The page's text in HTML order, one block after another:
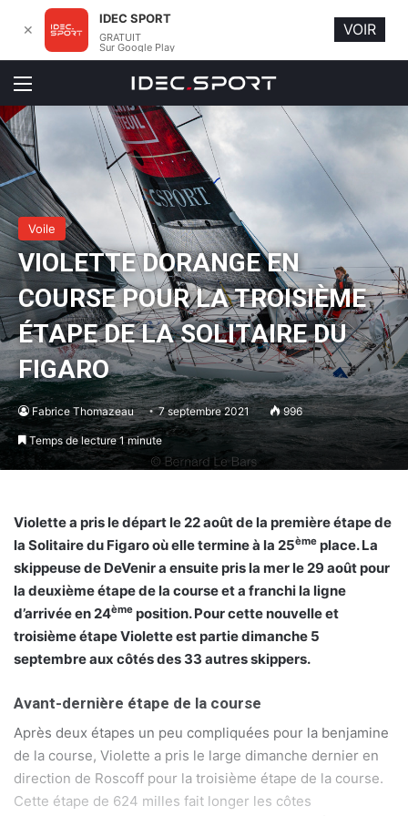
Menu
Voile
VIOLETTE DORANGE EN
COURSE POUR LA TROISIÈME
ÉTAPE DE LA SOLITAIRE DU
FIGARO
Fabrice Thomazeau 7 septembre 2021 996
Temps de lecture 1 minute
Violette a pris le départ le 22 août de la première étape de
la Solitaire du Figaro où elle termine à la 25ème place. La
skippeuse de DeVenir a ensuite pris la mer le 29 août pour
la deuxième étape de la course et a franchi la ligne
d’arrivée en 24ème position. Pour cette nouvelle et
troisième étape Violette est partie dimanche 5
septembre aux côtés des 33 autres skippers.
Avant-dernière étape de la course
Après deux étapes un peu compliquées pour la benjamine
de la course, Violette a pris le large dimanche dernier en
direction de Roscoff pour la troisième étape de la course.
Cette étape de 624 milles fait longer les côtes
✕
IDEC SPORT
GRATUIT
Sur Google Play
VOIR